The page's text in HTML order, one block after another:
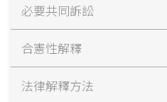
必要共同訴訟
合憲性解釋
法律解釋方法